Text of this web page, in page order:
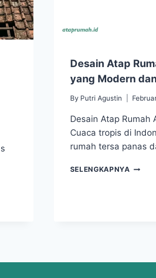
Desain Atap
yang Modern
By Putri Agustin
Desain Atap
Cuaca tropis di
rumah tersa panas
SELENGKAPNYA